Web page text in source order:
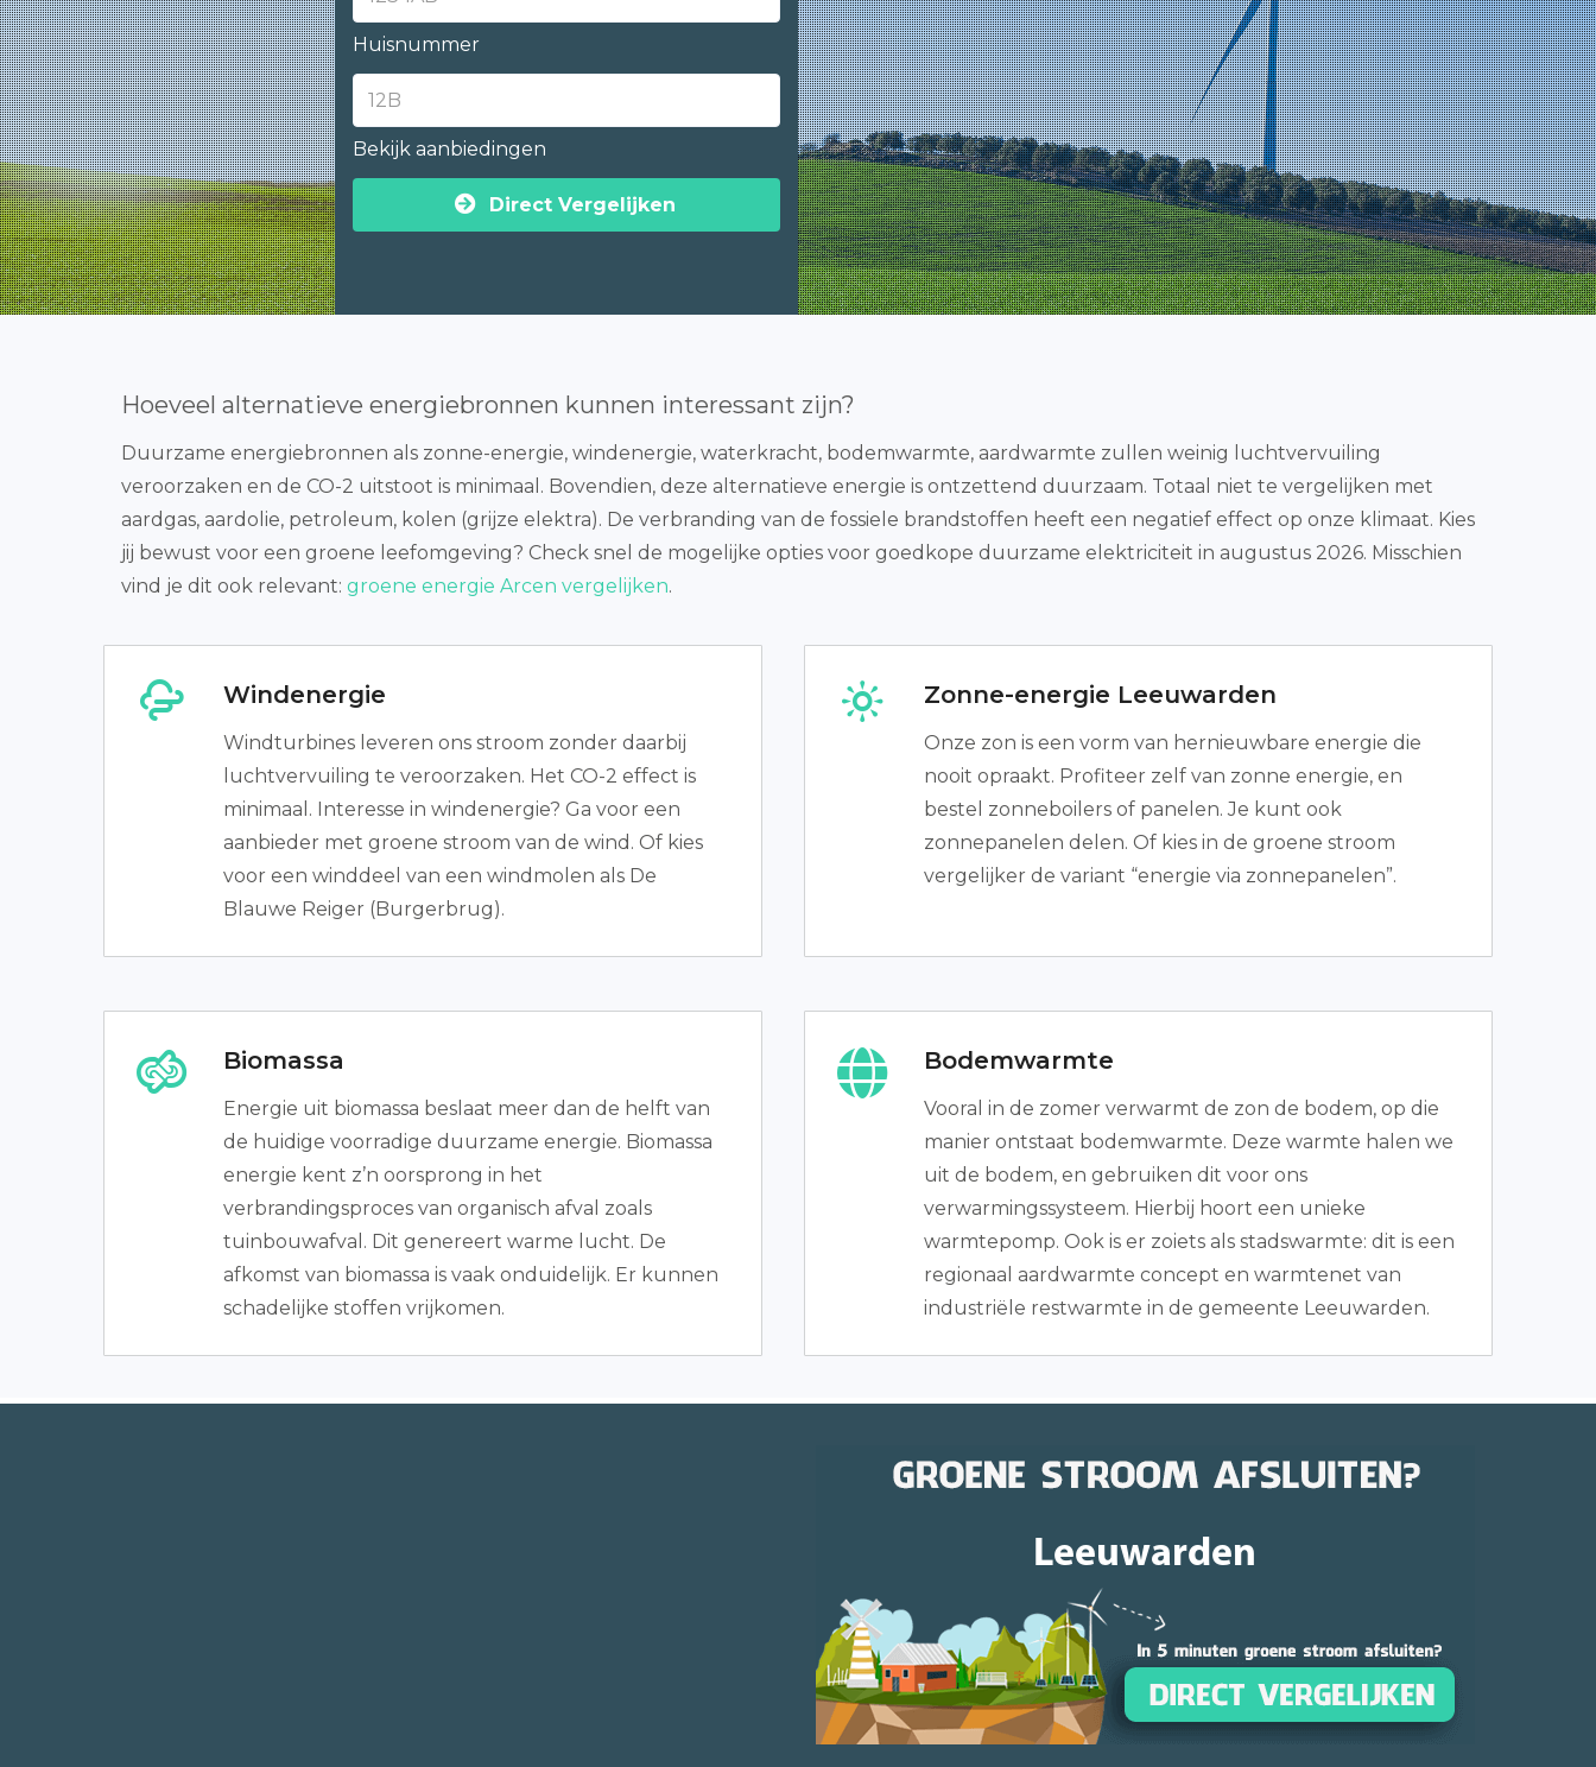
Huisnummer
Bekijk aanbiedingen
Direct Vergelijken
Hoeveel alternatieve energiebronnen kunnen interessant zijn?
Duurzame energiebronnen als zonne-energie, windenergie, waterkracht, bodemwarmte, aardwarmte zullen weinig luchtvervuiling
veroorzaken en de CO-2 uitstoot is minimaal. Bovendien, deze alternatieve energie is ontzettend duurzaam. Totaal niet te vergelijken met
aardgas, aardolie, petroleum, kolen (grijze elektra). De verbranding van de fossiele brandstoffen heeft een negatief effect op onze klimaat. Kies
jij bewust voor een groene leefomgeving? Check snel de mogelijke opties voor goedkope duurzame elektriciteit in augustus 2026. Misschien
vind je dit ook relevant: groene energie Arcen vergelijken.
Windenergie
Windturbines leveren ons stroom zonder daarbij
luchtvervuiling te veroorzaken. Het CO-2 effect is
minimaal. Interesse in windenergie? Ga voor een
aanbieder met groene stroom van de wind. Of kies
voor een winddeel van een windmolen als De
Blauwe Reiger (Burgerbrug).
Zonne-energie Leeuwarden
Onze zon is een vorm van hernieuwbare energie die
nooit opraakt. Profiteer zelf van zonne energie, en
bestel zonneboilers of panelen. Je kunt ook
zonnepanelen delen. Of kies in de groene stroom
vergelijker de variant “energie via zonnepanelen”.
Biomassa
Energie uit biomassa beslaat meer dan de helft van
de huidige voorradige duurzame energie. Biomassa
energie kent z’n oorsprong in het
verbrandingsproces van organisch afval zoals
tuinbouwafval. Dit genereert warme lucht. De
afkomst van biomassa is vaak onduidelijk. Er kunnen
schadelijke stoffen vrijkomen.
Bodemwarmte
Vooral in de zomer verwarmt de zon de bodem, op die
manier ontstaat bodemwarmte. Deze warmte halen we
uit de bodem, en gebruiken dit voor ons
verwarmingssysteem. Hierbij hoort een unieke
warmtepomp. Ook is er zoiets als stadswarmte: dit is een
regionaal aardwarmte concept en warmtenet van
industriële restwarmte in de gemeente Leeuwarden.